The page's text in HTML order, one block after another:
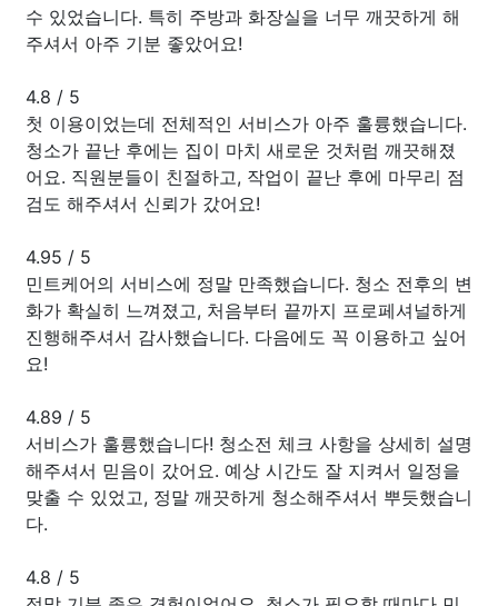
수 있었습니다. 특히 주방과 화장실을 너무 깨끗하게 해
주셔서 아주 기분 좋았어요!
4.8 / 5
첫 이용이었는데 전체적인 서비스가 아주 훌륭했습니다.
청소가 끝난 후에는 집이 마치 새로운 것처럼 깨끗해졌
어요. 직원분들이 친절하고, 작업이 끝난 후에 마무리 점
검도 해주셔서 신뢰가 갔어요!
4.95 / 5
민트케어의 서비스에 정말 만족했습니다. 청소 전후의 변
화가 확실히 느껴졌고, 처음부터 끝까지 프로페셔널하게
진행해주셔서 감사했습니다. 다음에도 꼭 이용하고 싶어
요!
4.89 / 5
서비스가 훌륭했습니다! 청소전 체크 사항을 상세히 설명
해주셔서 믿음이 갔어요. 예상 시간도 잘 지켜서 일정을
맞출 수 있었고, 정말 깨끗하게 청소해주셔서 뿌듯했습니
다.
4.8 / 5